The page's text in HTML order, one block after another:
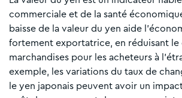
commerciale et de la santé
baisse de la valeur du yen aide
fortement exportatrice, en réduisant le
marchandises pour les acheteurs à
exemple, les variations du taux de
le yen japonais peuvent avoir un